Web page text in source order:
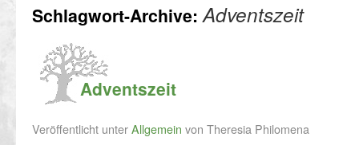
Schlagwort-Archive:Adventszeit
Adventszeit
Veröffentlicht unterAllgemein von Theresia Philomena